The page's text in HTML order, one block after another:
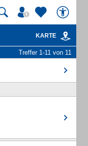
KARTE
Treffer 1-11 von 11